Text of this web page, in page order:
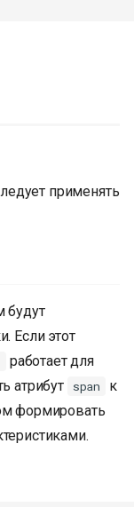
применять
будут
Если этот
работает для
атрибут
span
к
формировать